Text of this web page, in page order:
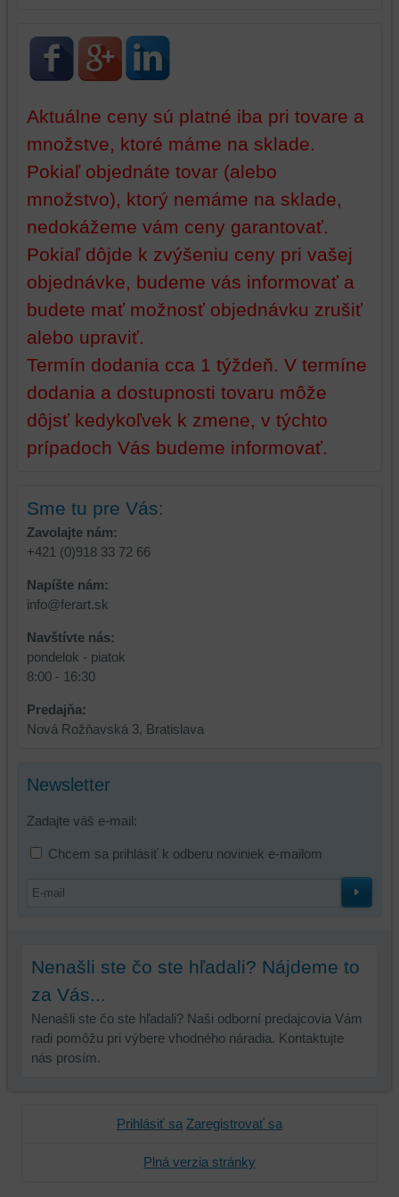
Aktuálne ceny sú platné iba pri tovare a
množstve, ktoré máme na sklade.
Pokiaľ objednáte tovar (alebo
množstvo), ktorý nemáme na sklade,
nedokážeme vám ceny garantovať.
Pokiaľ dôjde k zvýšeniu ceny pri vašej
objednávke, budeme vás informovať a
budete mať možnosť objednávku zrušiť
alebo upraviť.
Termín dodania cca 1 týždeň. V termíne
dodania a dostupnosti tovaru môže
dôjsť kedykoľvek k zmene, v týchto
prípadoch Vás budeme informovať.
Sme tu pre Vás:
Zavolajte nám:
+421 (0)918 33 72 66
Napíšte nám:
info@ferart.sk
Navštívte nás:
pondelok - piatok
8:00 - 16:30
Predajňa:
Nová Rožňavská 3, Bratislava
Newsletter
Zadajte váš e-mail:
Chcem sa prihlásiť k odberu noviniek e-mailom
Nenašli ste čo ste hľadali? Nájdeme to
za Vás...
Nenašli ste čo ste hľadali? Naši odborní predajcovia Vám
radi pomôžu pri výbere vhodného náradia. Kontaktujte
nás prosím.
Prihlásiť sa Zaregistrovať sa
Plná verzia stránky
vašej
relácie
dosiahnutie
funkčnosti
platformy,
z
prehliadania
zabezpečenia.
poskytovať
doplnkové
ktoré
váš
zážitok
prehliadania,
ukladať
niektoré
z
vašich
preferencií
toho,
aby
ste
mali
používateľský
účet
alebo
prihlásenia,
skripty
a/alebo
zdroje
tretích
widgety
atď.